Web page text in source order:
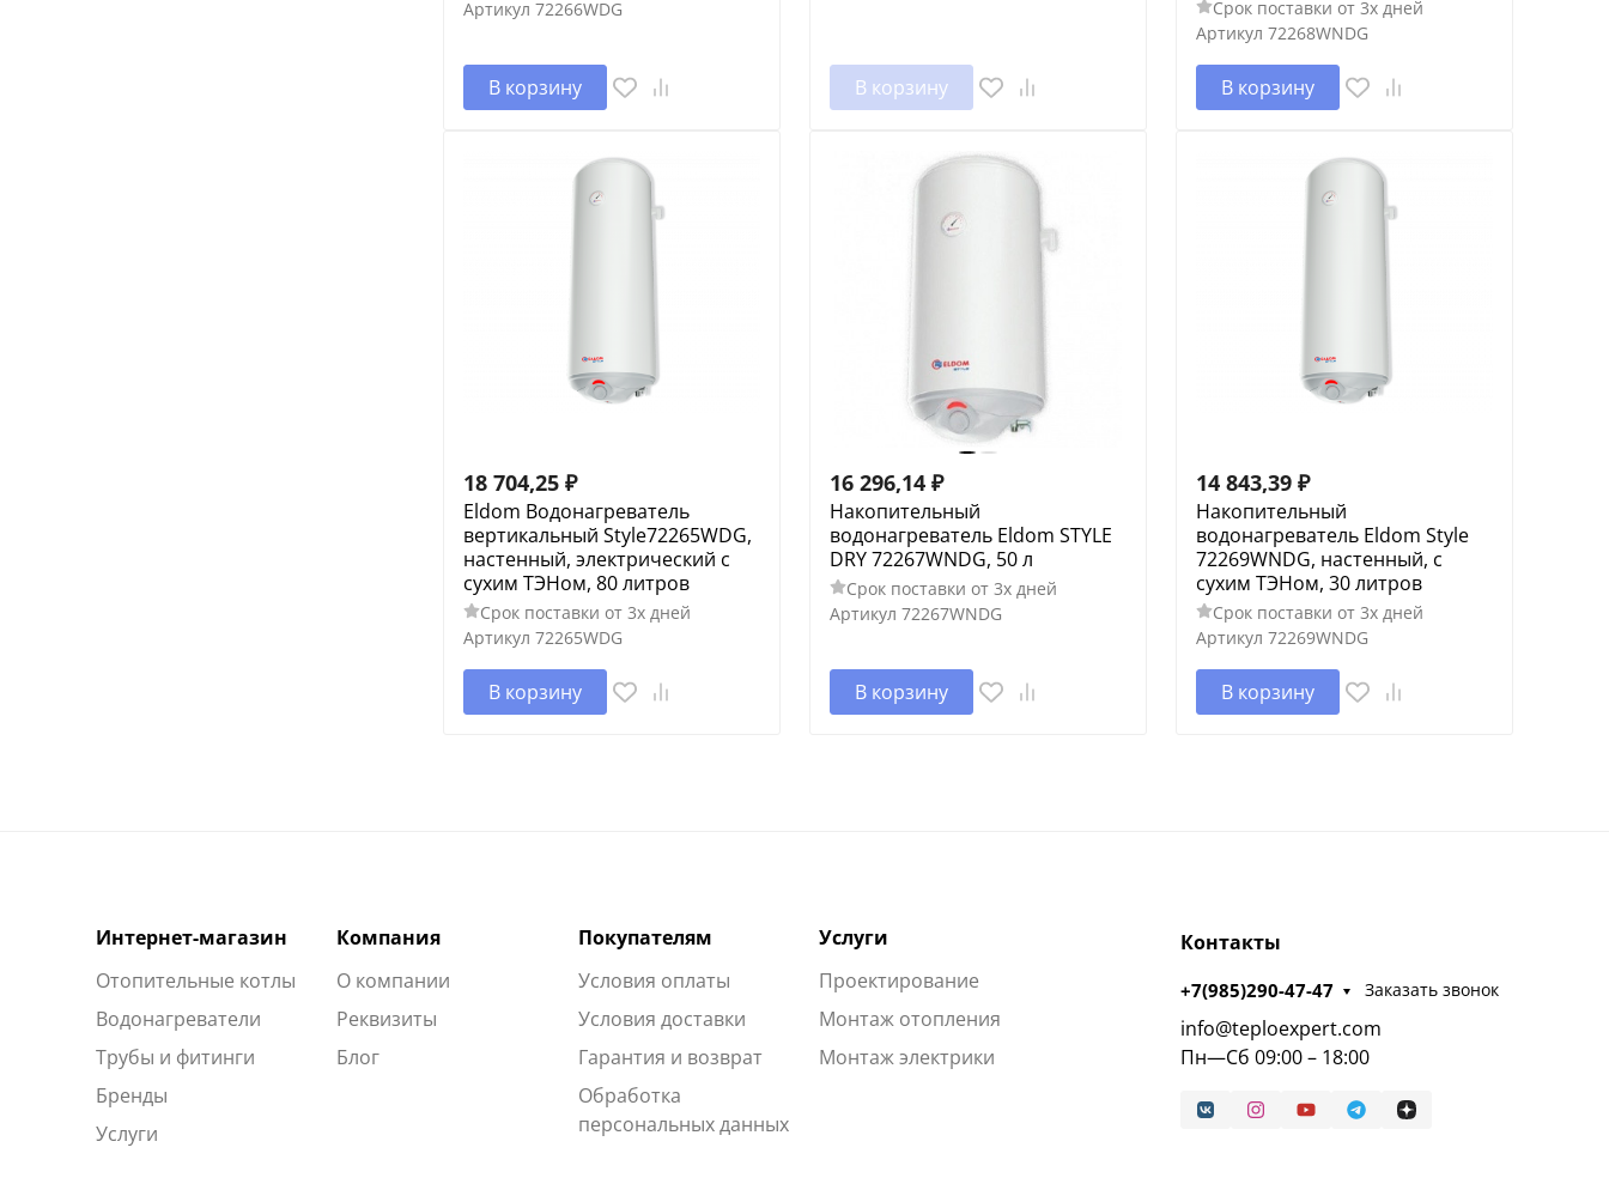
Артикул 72266WDG
В корзину В корзину
Срок поставки от 3х дней
Артикул 72268WNDG
В корзину
18 704,25 ₽
Eldom Водонагреватель
вертикальный Style72265WDG,
настенный, электрический с
сухим ТЭНом, 80 литров
Срок поставки от 3х дней
Артикул 72265WDG
В корзину
16 296,14 ₽
Накопительный
водонагреватель Eldom STYLE
DRY 72267WNDG, 50 л
Срок поставки от 3х дней
Артикул 72267WNDG
В корзину
14 843,39 ₽
Накопительный
водонагреватель Eldom Style
72269WNDG, настенный, с
сухим ТЭНом, 30 литров
Срок поставки от 3х дней
Артикул 72269WNDG
В корзину
Интернет-магазин
Отопительные котлы
Водонагреватели
Трубы и фитинги
Бренды
Услуги
Компания
О компании
Реквизиты
Блог
Покупателям
Условия оплаты
Условия доставки
Гарантия и возврат
Обработка
персональных данных
Услуги
Проектирование
Монтаж отопления
Монтаж электрики
Контакты
+7(985)290-47-47 Заказать звонок
info@teploexpert.com
Пн—Сб 09:00 – 18:00